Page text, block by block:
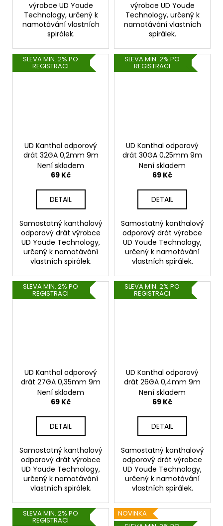
výrobce UD Youde
Technology, určený k
namotávání vlastních
spirálek.
výrobce UD Youde
Technology, určený k
namotávání vlastních
spirálek.
SLEVA MIN. 2% PO
REGISTRACI
UD Kanthal odporový
drát 32GA 0,2mm 9m
Není skladem
69 Kč
DETAIL
Samostatný kanthalový
odporový drát výrobce
UD Youde Technology,
určený k namotávání
vlastních spirálek.
SLEVA MIN. 2% PO
REGISTRACI
UD Kanthal odporový
drát 30GA 0,25mm 9m
Není skladem
69 Kč
DETAIL
Samostatný kanthalový
odporový drát výrobce
UD Youde Technology,
určený k namotávání
vlastních spirálek.
SLEVA MIN. 2% PO
REGISTRACI
UD Kanthal odporový
drát 27GA 0,35mm 9m
Není skladem
69 Kč
DETAIL
Samostatný kanthalový
odporový drát výrobce
UD Youde Technology,
určený k namotávání
vlastních spirálek.
SLEVA MIN. 2% PO
REGISTRACI
UD Kanthal odporový
drát 26GA 0,4mm 9m
Není skladem
69 Kč
DETAIL
Samostatný kanthalový
odporový drát výrobce
UD Youde Technology,
určený k namotávání
vlastních spirálek.
SLEVA MIN. 2% PO
REGISTRACI
NOVINKA